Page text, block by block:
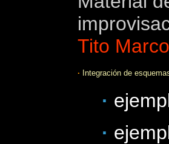
Tito
· Integración de
·
·